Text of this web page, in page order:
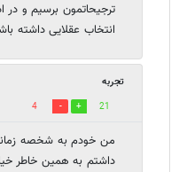
ترجیحاتمون برسیم و
انتخاب عقلایی داشته
تجربه
21
4
من خودم به شخصه
داشتم به همین خاطر